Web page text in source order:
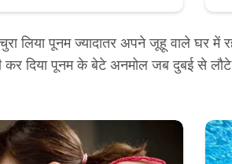
लिया पूनम ज्यादातर अपने जूहू वाले घर
दिया पूनम के बेटे अनमोल जब दुबई से लौटे